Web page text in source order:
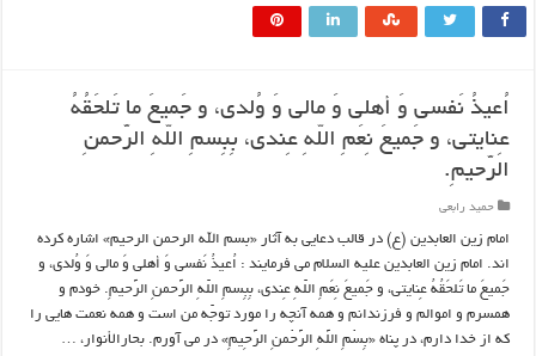
اُعیذُ نَفسی وَ أهلی وَ مالی وَ وُلدی، و جَمیعَ ما تَلحَقُهُ
عِنایتی، و جَمیعَ نِعَمِ اللّهِ عِندی، بِبِسمِ اللّهِ الرَّحمنِ
الرَّحیمِ.
حمید رابعی
امام زین العابدین (ع) در قالب دعایی به آثار «بسم الله الرحمن الرحیم» اشاره کرده
اند. امام زین العابدین علیه السلام می فرمایند : اُعیذُ نَفسی وَ أهلی وَ مالی وَ وُلدی، و
جَمیعَ ما تَلحَقُهُ عِنایتی، و جَمیعَ نِعَمِ اللّهِ عِندی، بِبِسمِ اللّهِ الرَّحمنِ الرَّحیمِ. خودم و
همسرم و اموالم و فرزندانم و همه آنچه را مورد توجّه من است و همه نعمت‏ هایی را
که از خدا دارم، در پناه‏ «بِسْمِ اللَّهِ الرَّحْمنِ الرَّحِیمِ» در می ‏آورم. بحارالأنوار، …